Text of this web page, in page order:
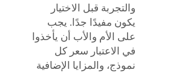
والتجربة قبل الاختيار
يكون مفيدًا جدًا. يجب
على الأم والأب أن يأخذوا
في الاعتبار سعر كل
نموذج، والمزايا الإضافية